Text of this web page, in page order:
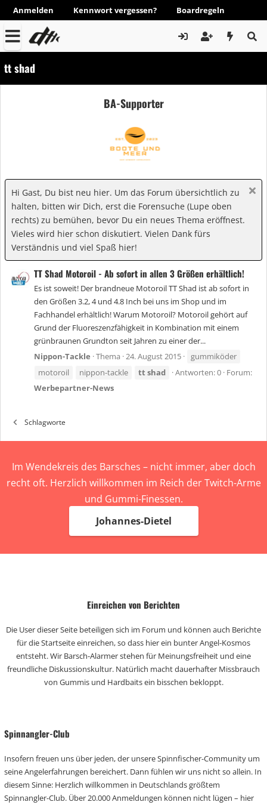
Anmelden Kennwort vergessen? Boardregeln
tt shad
BA-Supporter
Hi Gast, Du bist neu hier. Um das Forum übersichtlich zu
halten, bitten wir Dich, erst die Forensuche (Lupe oben
rechts) zu bemühen, bevor Du ein neues Thema eröffnest.
Vieles wird hier schon diskutiert. Vielen Dank fürs
Verständnis und viel Spaß hier!
TT Shad Motoroil - Ab sofort in allen 3 Größen erhältlich!
Es ist soweit! Der brandneue Motoroil TT Shad ist ab sofort in
den Größen 3.2, 4 und 4.8 Inch bei uns im Shop und im
Fachhandel erhältlich! Warum Motoroil? Motoroil gehört auf
Grund der Fluoreszenzfähigkeit in Kombination mit einem
grünbraunen Grundton seit Jahren zu einer der...
Nippon-Tackle Thema 24. August 2015
gummiköder
motoroil
nippon-tackle tt shad Antworten: 0 Forum:
Werbepartner-News
Schlagworte
Im Wendekreis des Barsches – nicht immer, aber doch
recht oft. Herzlich willkommen im Reich der Twitch-Arme
und Gummi-Finessen.
Johannes-Dietel
Einreichen von Berichten
Die User dieser Seite beteiligen sich im Forum und können auch Berichte
für die Startseite einreichen, so dass hier ein bunter Angel-Kosmos
entsteht. Wir Barsch-Alarmer stehen für Meinungsfreiheit und eine
freundliche Diskussionskultur. Natürlich macht dauerhafter Missbrauch
von Gummis und Hardbaits ein bisschen bekloppt.
Spinnangler-Club
Insofern freuen uns über jeden, der unsere Spinnfischer-Community um
seine Angelerfahrungen bereichert. Dann fühlen wir uns nicht so allein. In
diesem Sinne: Herzlich willkommen in Deutschlands größtem
Spinnangler-Club. Über 20.000 Anmeldungen können nicht lügen – hier